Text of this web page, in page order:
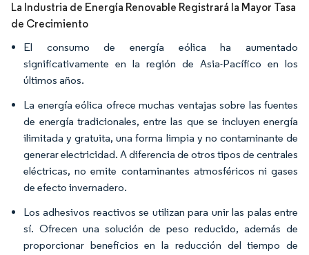
La Industria de Energía Renovable Registrará la Mayor Tasa
de Crecimiento
El consumo de energía eólica ha aumentado
significativamente en la región de Asia-Pacífico en los
últimos años.
La energía eólica ofrece muchas ventajas sobre las fuentes
de energía tradicionales, entre las que se incluyen energía
ilimitada y gratuita, una forma limpia y no contaminante de
generar electricidad. A diferencia de otros tipos de centrales
eléctricas, no emite contaminantes atmosféricos ni gases
de efecto invernadero.
Los adhesivos reactivos se utilizan para unir las palas entre
sí. Ofrecen una solución de peso reducido, además de
proporcionar beneficios en la reducción del tiempo de